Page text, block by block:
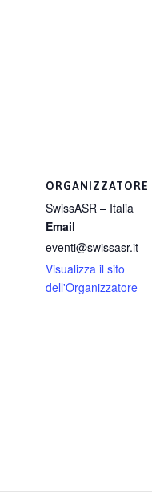
ORGANIZZATORE
SwissASR – Italia
Email
eventi@swissasr.it
Visualizza il sito
dell'Organizzatore